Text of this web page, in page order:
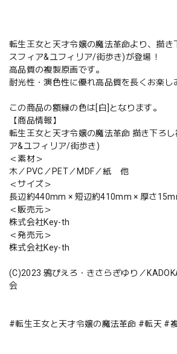
転生王女と天才令嬢の魔法革命より、描き
スフィア&ユフィリア/街歩き)が登場！
高品質の複製原画です。
耐光性・演色性に優れ高品質を長くお楽し
この商品の額縁の色は[白]となります。
【商品情報】
転生王女と天才令嬢の魔法革命 描き下ろ
ア&ユフィリア/街歩き)
＜素材＞
木／PVC／PET／MDF／紙 他
＜サイズ＞
長辺約440mm × 短辺約410mm × 厚さ
＜販売元＞
株式会社Key-th
＜発売元＞
株式会社Key-th
(C)2023 鴉ぴえろ・きさらぎゆり／
会
#転生王女と天才令嬢の魔法革命 #転天 #